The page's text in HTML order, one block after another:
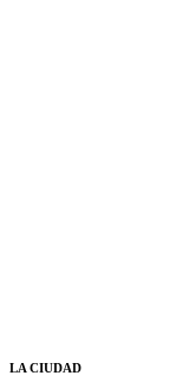
LA CIUDAD